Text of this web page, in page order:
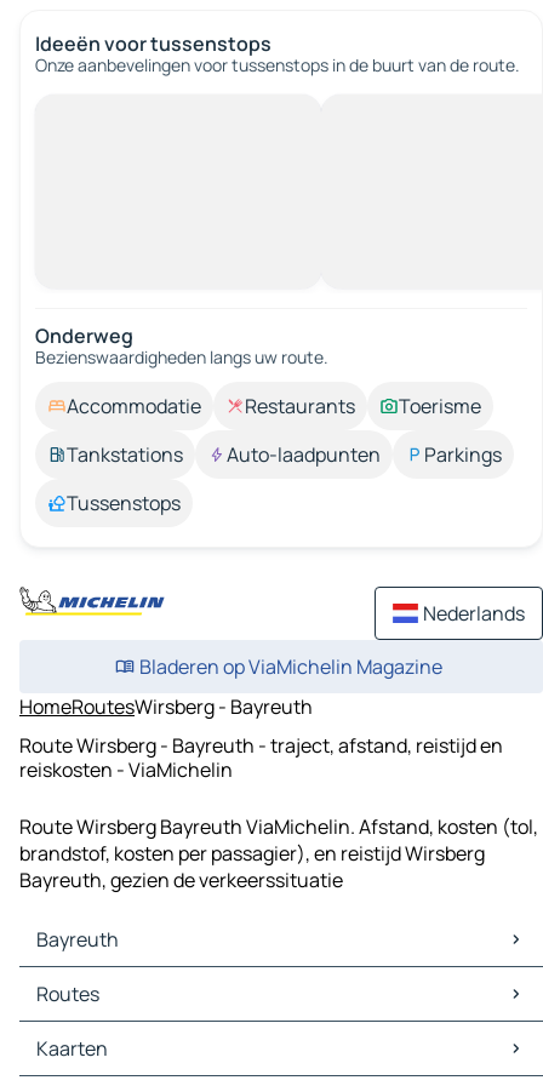
Ideeën voor tussenstops
Onze aanbevelingen voor tussenstops in de buurt van de route.
Onderweg
Bezienswaardigheden langs uw route.
Accommodatie Restaurants
Toerisme
Tankstations
Auto-laadpunten
Parkings
Tussenstops
Nederlands
Bladeren op ViaMichelin Magazine
HomeRoutesWirsberg - Bayreuth
Route Wirsberg - Bayreuth - traject, afstand, reistijd en
reiskosten - ViaMichelin
Route Wirsberg Bayreuth ViaMichelin. Afstand, kosten (tol,
brandstof, kosten per passagier), en reistijd Wirsberg
Bayreuth, gezien de verkeerssituatie
Bayreuth
Bayreuth Kaarten
Bayreuth Verkeer
Bayreuth Hotels
Bayreuth Restaurants
Routes
Routes Bayreuth - Bamberg
Routes Bayreuth - Kulmbach
Kaarten